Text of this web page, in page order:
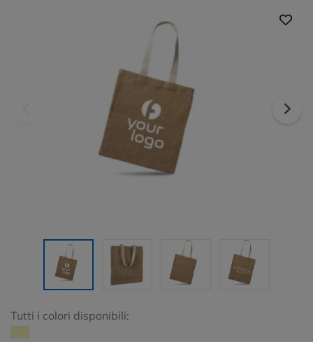
Tutti i colori disponibili: